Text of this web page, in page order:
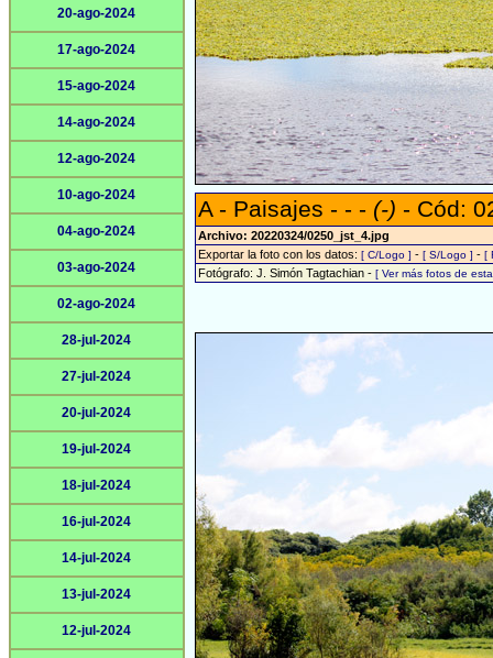
20-ago-2024
17-ago-2024
15-ago-2024
14-ago-2024
12-ago-2024
10-ago-2024
04-ago-2024
03-ago-2024
02-ago-2024
28-jul-2024
27-jul-2024
20-jul-2024
19-jul-2024
18-jul-2024
16-jul-2024
14-jul-2024
13-jul-2024
12-jul-2024
A - Paisajes - - - (-) - Cód:
Archivo: 20220324/0250_jst_4.jpg
Exportar la foto con los datos: [ C/Logo ] - [ S/Logo ] - [
Fotógrafo: J. Simón Tagtachian - [ Ver más fotos de